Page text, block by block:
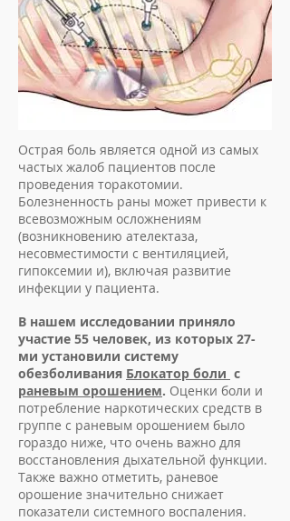
Острая боль является одной из самых
частых жалоб пациентов после
проведения торакотомии.
Болезненность раны может привести к
всевозможным осложнениям
(возникновению ателектаза,
несовместимости с вентиляцией,
гипоксемии и), включая развитие
инфекции у пациента.
В нашем исследовании приняло
участие 55 человек, из которых 27-
ми установили систему
обезболивания Блокатор боли с
раневым орошением. Оценки боли и
потребление наркотических средств в
группе с раневым орошением было
гораздо ниже, что очень важно для
восстановления дыхательной функции.
Также важно отметить, раневое
орошение значительно снижает
показатели системного воспаления.